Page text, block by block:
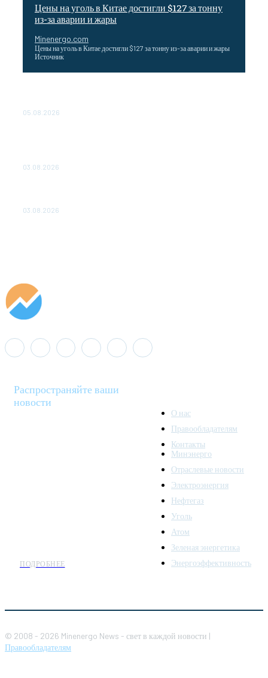
Цены на уголь в Китае достигли $127 за тонну
из-за аварии и жары
Minenergo.com
Цены на уголь в Китае достигли $127 за тонну из-за аварии и жары
Источник
05.08.2026
03.08.2026
03.08.2026
Распространяйте ваши
новости
ПОДРОБНЕЕ
О нас
Правообладателям
Контакты
Минэнерго
Отраслевые новости
Электроэнергия
Нефтегаз
Уголь
Атом
Зеленая энергетика
Энергоэффективность
© 2008 - 2026 Minenergo News - свет в каждой новости |
Правообладателям